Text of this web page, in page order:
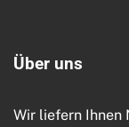
Über uns
Wir liefern Ihnen